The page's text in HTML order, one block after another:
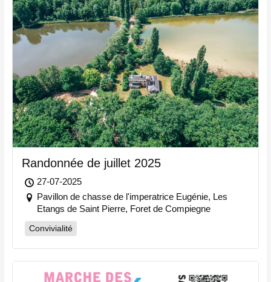
Randonnée de juillet 2025
27-07-2025
Pavillon de chasse de l'imperatrice Eugénie, Les
Etangs de Saint Pierre, Foret de Compiegne
Convivialité